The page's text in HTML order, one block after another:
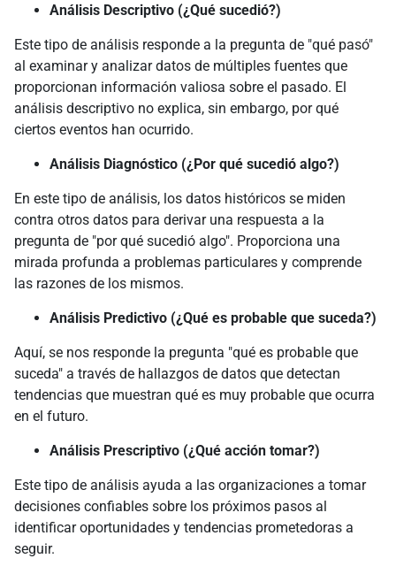
Análisis Descriptivo (¿Qué sucedió?)
Este tipo de análisis responde a la pregunta de "qué pasó"
al examinar y analizar datos de múltiples fuentes que
proporcionan información valiosa sobre el pasado. El
análisis descriptivo no explica, sin embargo, por qué
ciertos eventos han ocurrido.
Análisis Diagnóstico (¿Por qué sucedió algo?)
En este tipo de análisis, los datos históricos se miden
contra otros datos para derivar una respuesta a la
pregunta de "por qué sucedió algo". Proporciona una
mirada profunda a problemas particulares y comprende
las razones de los mismos.
Análisis Predictivo (¿Qué es probable que suceda?)
Aquí, se nos responde la pregunta "qué es probable que
suceda" a través de hallazgos de datos que detectan
tendencias que muestran qué es muy probable que ocurra
en el futuro.
Análisis Prescriptivo (¿Qué acción tomar?)
Este tipo de análisis ayuda a las organizaciones a tomar
decisiones confiables sobre los próximos pasos al
identificar oportunidades y tendencias prometedoras a
seguir.